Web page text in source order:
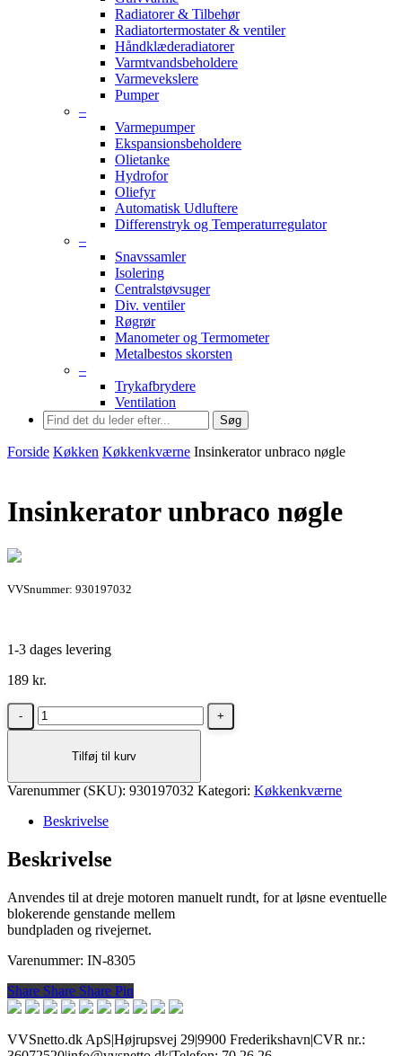
Radiatorer & Tilbehør
Radiatortermostater & ventiler
Håndklæderadiatorer
Varmtvandsbeholdere
Varmevekslere
Pumper
–
Varmepumper
Ekspansionsbeholdere
Olietanke
Hydrofor
Oliefyr
Automatisk Udluftere
Differenstryk og Temperaturregulator
–
Snavssamler
Isolering
Centralstøvsuger
Div. ventiler
Røgrør
Manometer og Termometer
Metalbestos skorsten
–
Trykafbrydere
Ventilation
Søg
Forside Køkken Køkkenkværne Insinkerator unbraco nøgle
Insinkerator unbraco nøgle
VVSnummer: 930197032
1-3 dages levering
189 kr.
Insinkerator
unbraco
Tilføj til kurv
Varenummer (SKU): 930197032 Kategori: Køkkenkværne
Beskrivelse
Beskrivelse
Anvendes til at dreje motoren manuelt rundt, for at løsne eventuelle
blokerende genstande mellem
bundpladen og rivejernet.
Varenummer: IN-8305
Share
Share Share Share Pin
VVSnetto.dk ApS|Højrupsvej 29|9900 Frederikshavn|CVR nr.: